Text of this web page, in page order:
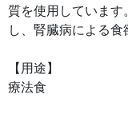
質を使用していま
し、腎臓病による食
【用途】
療法食